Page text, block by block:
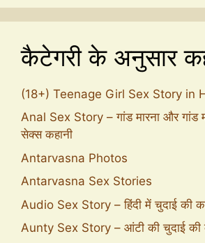
कैटेगरी के अनुसार
(18+) Teenage Girl Sex Story in
Anal Sex Story – गांड मारना और गांड
सेक्स कहानी
Antarvasna Photos
Antarvasna Sex Stories
Audio Sex Story – हिंदी में चुदाई की
Aunty Sex Story – आंटी की चुदाई की